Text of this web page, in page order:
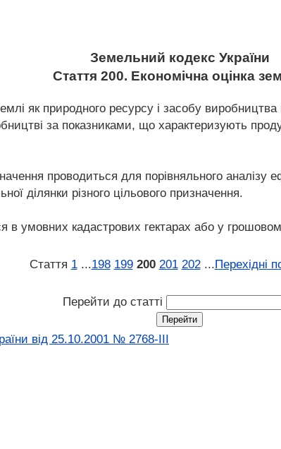
Земельний кодекс України
Стаття 200. Економічна оцінка
як природного ресурсу і засобу виробництва
за показниками, що характеризують
проводиться для порівняльного аналізу
ділянки різного цільового призначення.
в умовних кадастрових гектарах або у
Стаття 1 ...198 199 200 201 202 ...Перехідні
Перейти до статті
від 25.10.2001 № 2768-III